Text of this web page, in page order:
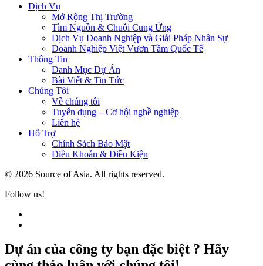
Dịch Vụ
Mở Rộng Thị Trường
Tìm Nguồn & Chuỗi Cung Ứng
Dịch Vụ Doanh Nghiệp và Giải Pháp Nhân Sự
Doanh Nghiệp Việt Vươn Tầm Quốc Tế
Thông Tin
Danh Mục Dự Án
Bài Viết & Tin Tức
Chúng Tôi
Về chúng tôi
Tuyển dụng – Cơ hội nghề nghiệp
Liên hệ
Hỗ Trợ
Chính Sách Bảo Mật
Điều Khoản & Điều Kiện
© 2026 Source of Asia. All rights reserved.
Follow us!
Dự án của công ty bạn đặc biệt ? Hãy